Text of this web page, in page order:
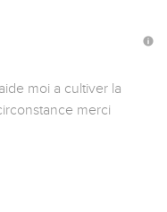
moi a cultiver la
merci